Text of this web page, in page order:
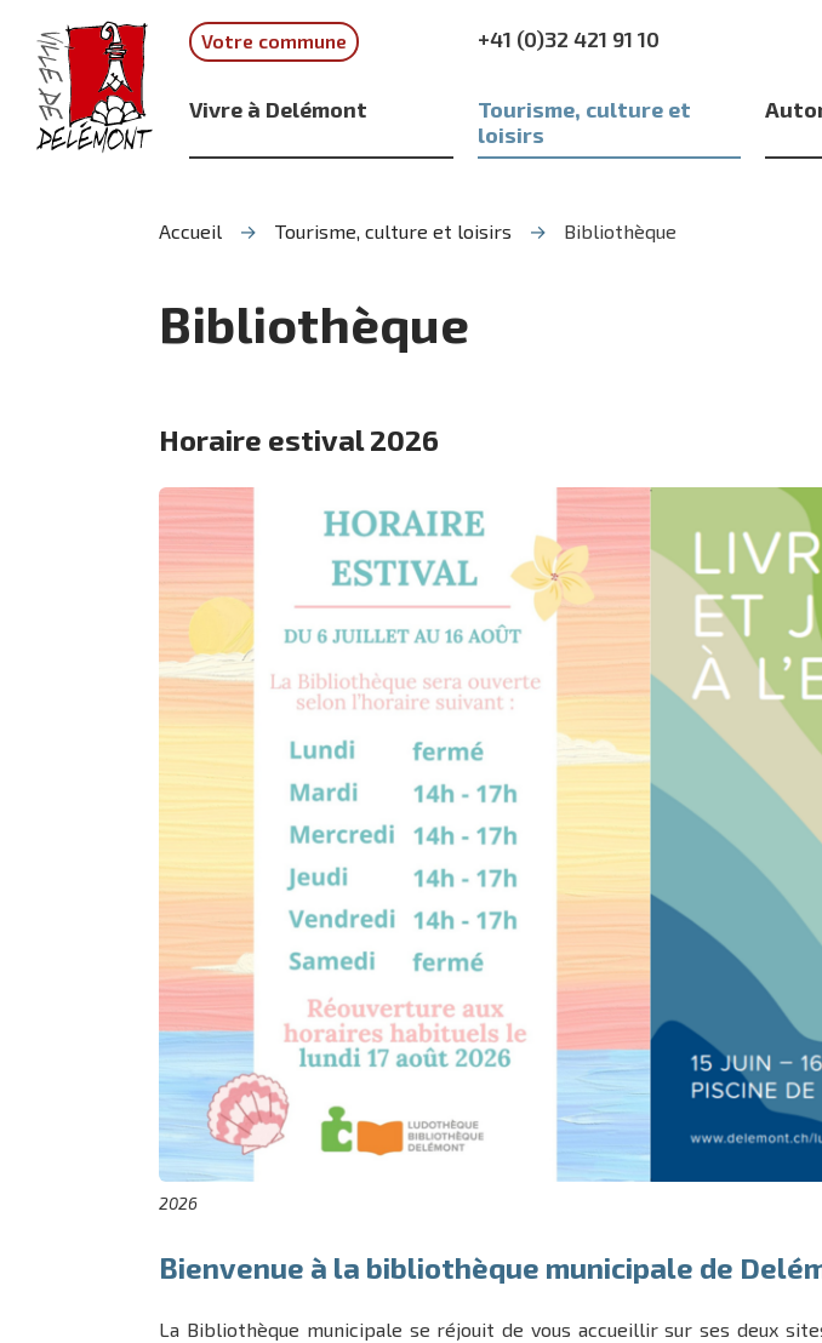
recherche
contenu
navigation
Votre commune +41 (0)32 421 91 10
Vivre à Delémont
Tourisme, culture et
loisirs
Accueil Tourisme, culture et loisirs Bibliothèque
Bibliothèque
Horaire estival 2026
2026
Bienvenue à la bibliothèque municipale de
La Bibliothèque municipale se réjouit de vous accueillir sur ses deux